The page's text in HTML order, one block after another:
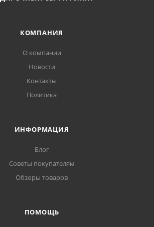
КОМПАНИЯ
О компании
Новости
Контакты
Политика
ИНФОРМАЦИЯ
Блог
Советы покупателям
Обзоры товаров
ПОМОЩЬ